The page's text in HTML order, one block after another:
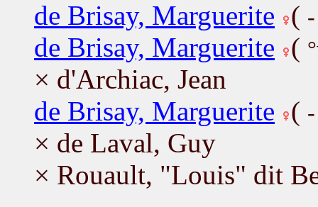
de Brisay, Marguerite (
de Brisay, Marguerite (
× d'Archiac, Jean
de Brisay, Marguerite (
× de Laval, Guy
× Rouault, "Louis" dit